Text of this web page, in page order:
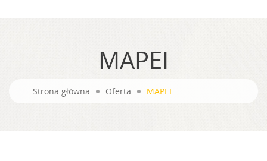
MAPEI
Strona główna Oferta MAPEI